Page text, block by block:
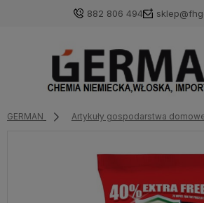
882 806 494
GERMAN Artykuły gospodarstwa